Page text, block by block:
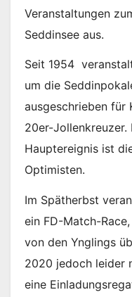
Veranstaltungen
Seddinsee aus.
Seit 1954
um die
ausgeschrieben für
20er-Jollenkreuzer.
Hauptereignis ist
Optimisten.
Im Spätherbst
ein FD-Match-
von den Ynglings
2020 jedoch leider
eine